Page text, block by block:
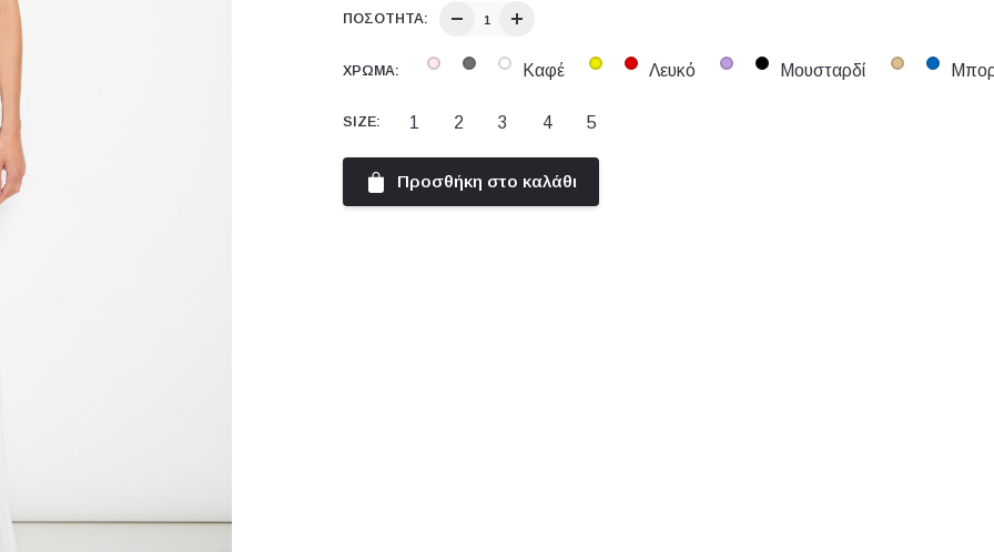
ΠΟΣΌΤΗΤΑ:
ΧΡΏΜΑ: Καφέ Λευκό Μουσταρδί
SIZE: 1 2 3 4 5
Προσθήκη στο καλάθι